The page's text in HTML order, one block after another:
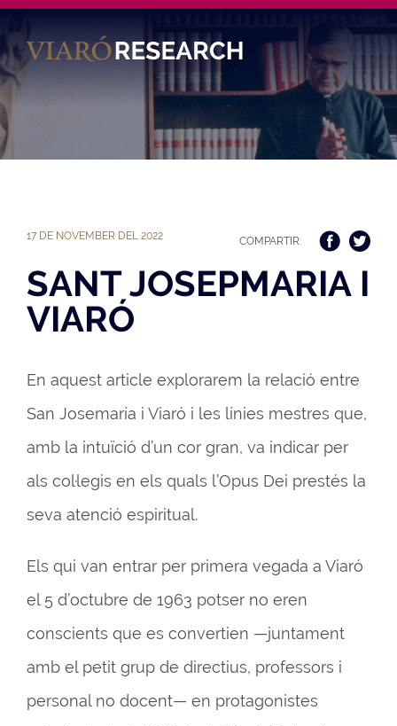
17 DE NOVEMBER DEL 2022 COMPARTIR:
SANT JOSEPMARIA I
VIARÓ
En aquest article explorarem la relació entre
San Josemaría i Viaró i les línies mestres que,
amb la intuïció d’un cor gran, va indicar per
als col·legis en els quals l’Opus Dei prestés la
seva atenció espiritual.
Els qui van entrar per primera vegada a Viaró
el 5 d’octubre de 1963 potser no eren
conscients que es convertien —juntament
amb el petit grup de directius, professors i
personal no docent— en protagonistes